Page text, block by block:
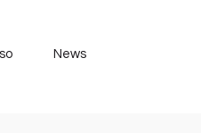
News